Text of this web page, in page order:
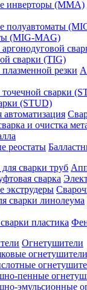
(MIG-MAG)
сварки (TIG)
(STUD)
Огнетушители
пенные
эмульсионные